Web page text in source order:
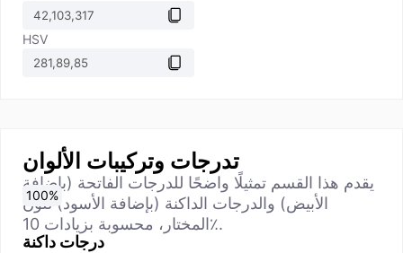
HSV
تدرجات وتركيبات الألوان
يقدم هذا القسم تمثيلًا واضحًا للدرجات الفاتحة (بإضافة
الأبيض) والدرجات الداكنة (بإضافة الأسود) للون
المختار، محسوبة بزيادات 10٪.
درجات داكنة
0%
10%
20%
30%
40%
50%
60%
70%
80%
90%
100%